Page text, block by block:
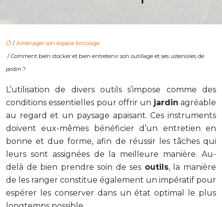
/ Aménager son espace bricolage
/ Comment bien stocker et bien entretenir son outillage et ses ustensiles de
jardin ?
L’utilisation de divers outils s’impose comme des
conditions essentielles pour offrir un jardin agréable
au regard et un paysage apaisant. Ces instruments
doivent eux-mêmes bénéficier d’un entretien en
bonne et due forme, afin de réussir les tâches qui
leurs sont assignées de la meilleure manière. Au-
delà de bien prendre soin de ses outils, la manière
de les ranger constitue également un impératif pour
espérer les conserver dans un état optimal le plus